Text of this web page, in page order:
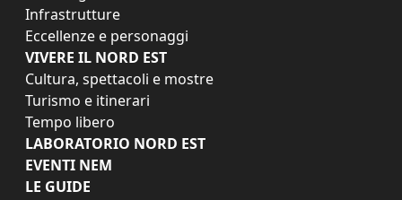
Infrastrutture
Eccellenze e personaggi
VIVERE IL NORD EST
Cultura, spettacoli e mostre
Turismo e itinerari
Tempo libero
LABORATORIO NORD EST
EVENTI NEM
LE GUIDE